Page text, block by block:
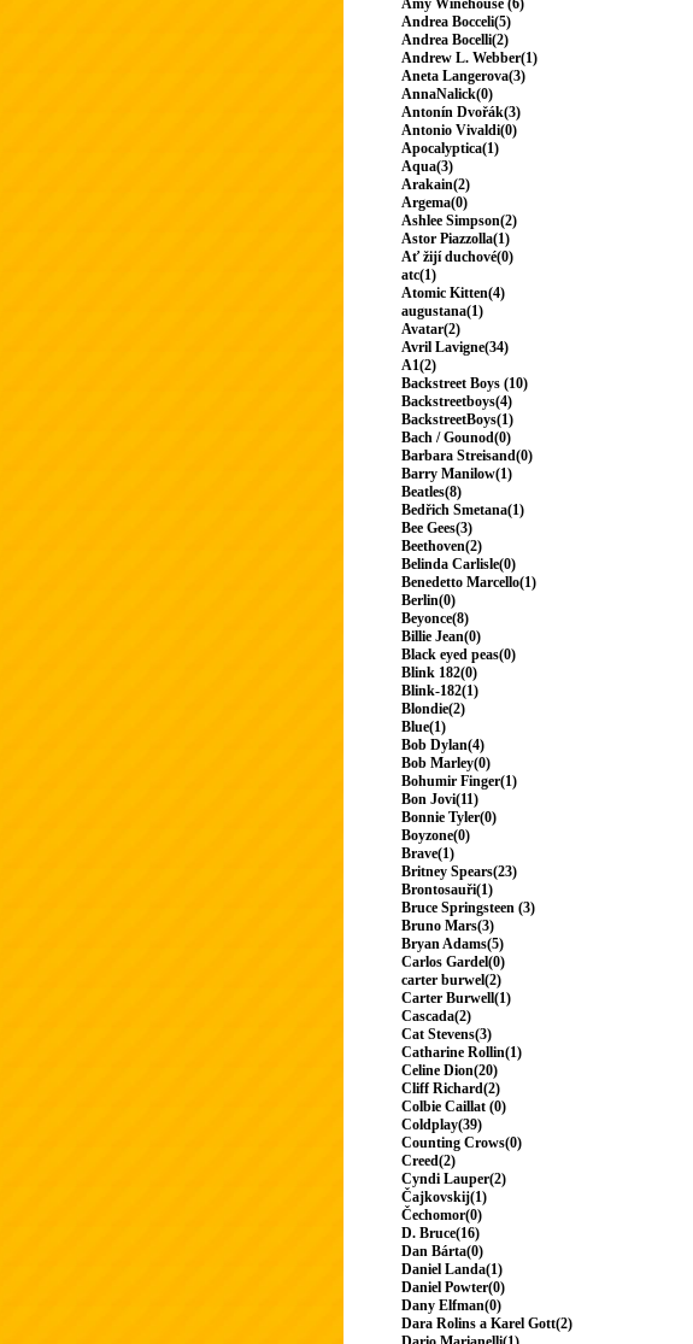
Amy Winehouse (6)
Andrea Bocceli(5)
Andrea Bocelli(2)
Andrew L. Webber(1)
Aneta Langerova(3)
AnnaNalick(0)
Antonín Dvořák(3)
Antonio Vivaldi(0)
Apocalyptica(1)
Aqua(3)
Arakain(2)
Argema(0)
Ashlee Simpson(2)
Astor Piazzolla(1)
Ať žijí duchové(0)
atc(1)
Atomic Kitten(4)
augustana(1)
Avatar(2)
Avril Lavigne(34)
A1(2)
Backstreet Boys (10)
Backstreetboys(4)
BackstreetBoys(1)
Bach / Gounod(0)
Barbara Streisand(0)
Barry Manilow(1)
Beatles(8)
Bedřich Smetana(1)
Bee Gees(3)
Beethoven(2)
Belinda Carlisle(0)
Benedetto Marcello(1)
Berlin(0)
Beyonce(8)
Billie Jean(0)
Black eyed peas(0)
Blink 182(0)
Blink-182(1)
Blondie(2)
Blue(1)
Bob Dylan(4)
Bob Marley(0)
Bohumir Finger(1)
Bon Jovi(11)
Bonnie Tyler(0)
Boyzone(0)
Brave(1)
Britney Spears(23)
Brontosauři(1)
Bruce Springsteen (3)
Bruno Mars(3)
Bryan Adams(5)
Carlos Gardel(0)
carter burwel(2)
Carter Burwell(1)
Cascada(2)
Cat Stevens(3)
Catharine Rollin(1)
Celine Dion(20)
Cliff Richard(2)
Colbie Caillat (0)
Coldplay(39)
Counting Crows(0)
Creed(2)
Cyndi Lauper(2)
Čajkovskij(1)
Čechomor(0)
D. Bruce(16)
Dan Bárta(0)
Daniel Landa(1)
Daniel Powter(0)
Dany Elfman(0)
Dara Rolins a Karel Gott(2)